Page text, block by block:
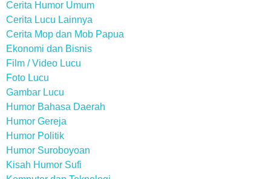
Cerita Humor Umum
Cerita Lucu Lainnya
Cerita Mop dan Mob Papua
Ekonomi dan Bisnis
Film / Video Lucu
Foto Lucu
Gambar Lucu
Humor Bahasa Daerah
Humor Gereja
Humor Politik
Humor Suroboyoan
Kisah Humor Sufi